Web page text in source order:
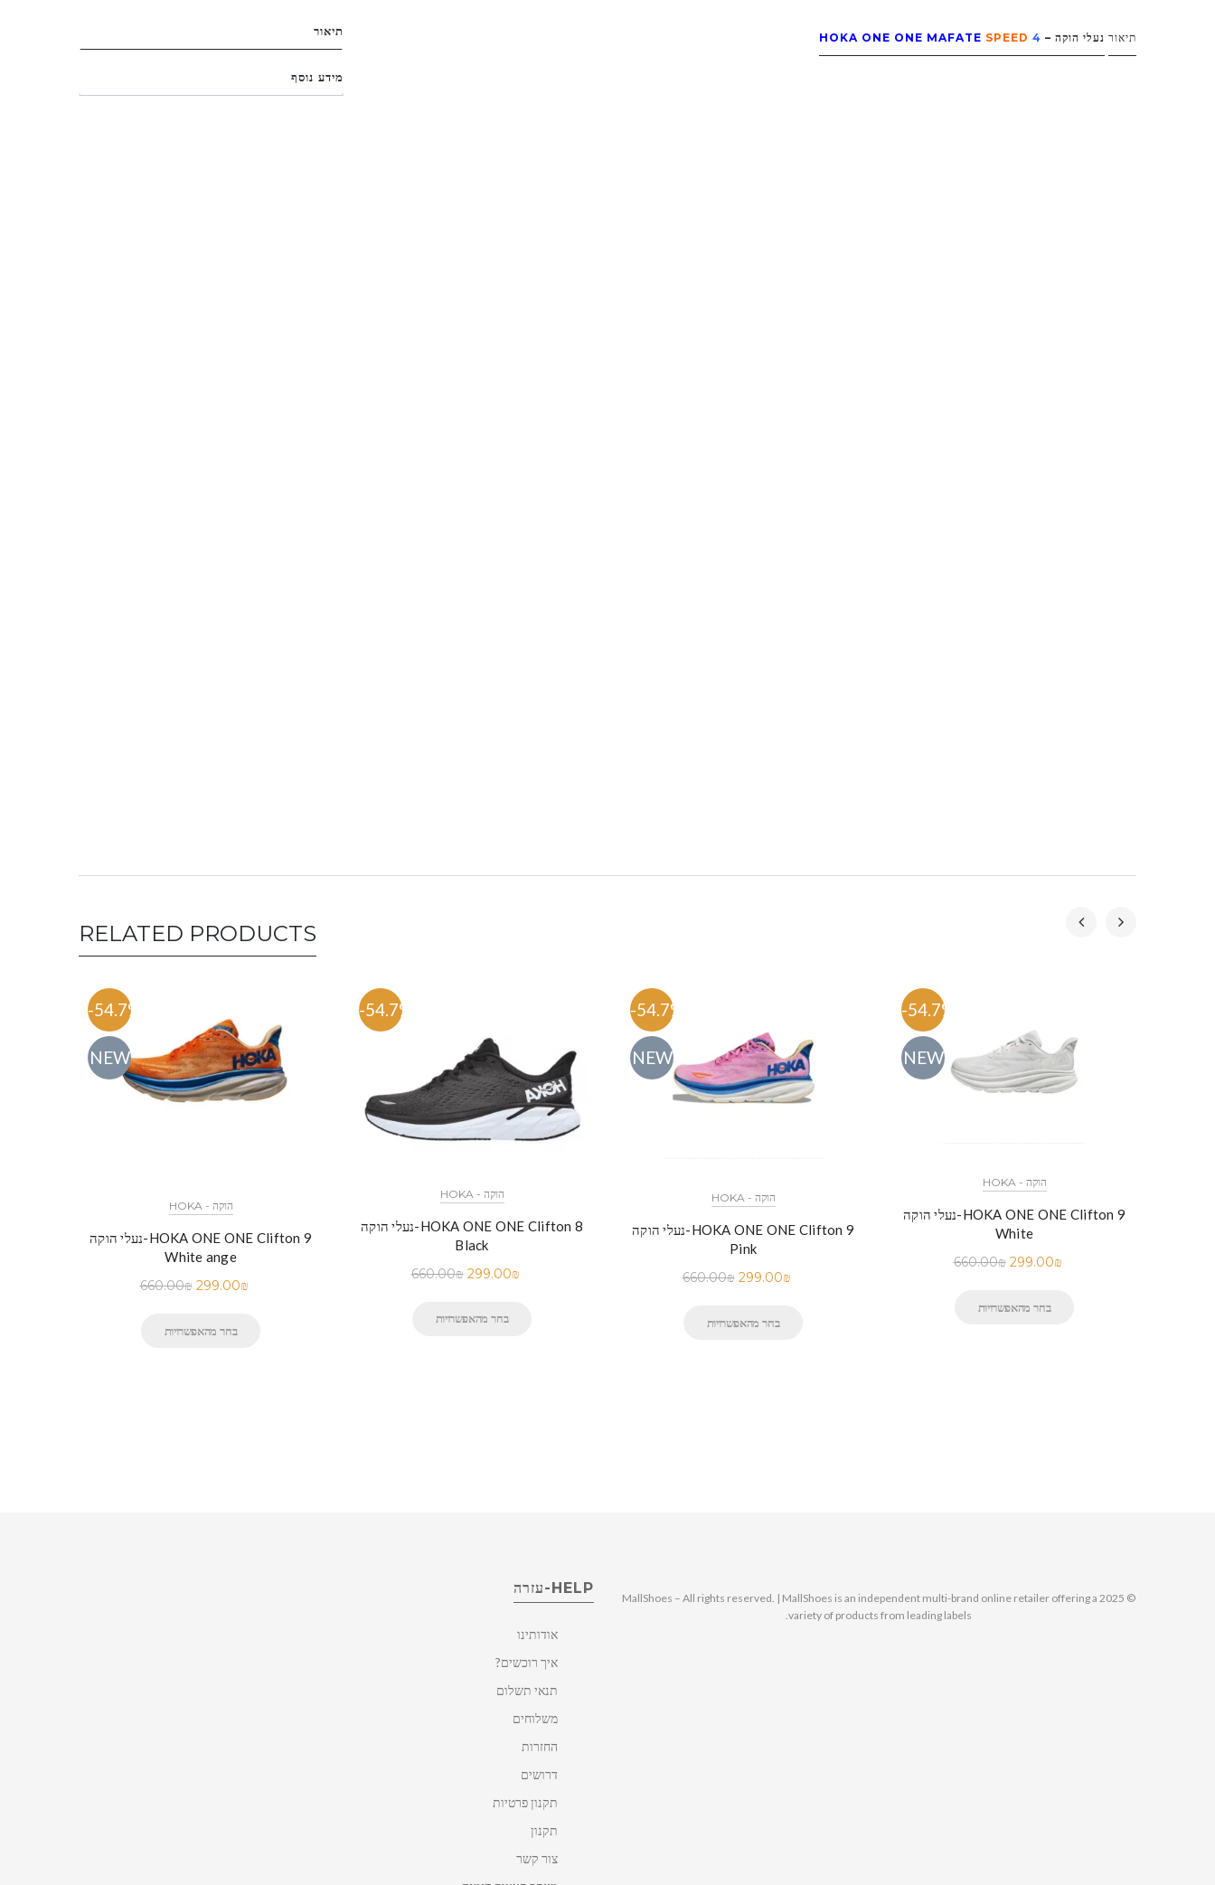
תיאור
מידע נוסף
תיאור נעלי הוקה – HOKA ONE ONE MAFATE SPEED 4
RELATED PRODUCTS
-54.7%
NEW
HOKA - הוקה
נעלי הוקה-HOKA ONE ONE Clifton 9
White ange
660.00₪ 299.00₪
בחר מהאפשרויות
-54.7%
HOKA - הוקה
נעלי הוקה-HOKA ONE ONE Clifton 8
Black
660.00₪ 299.00₪
בחר מהאפשרויות
-54.7%
NEW
HOKA - הוקה
נעלי הוקה-HOKA ONE ONE Clifton 9
Pink
660.00₪ 299.00₪
בחר מהאפשרויות
-54.7%
NEW
HOKA - הוקה
נעלי הוקה-HOKA ONE ONE Clifton 9
White
660.00₪ 299.00₪
בחר מהאפשרויות
HELP-עזרה
אודותינו
איך רוכשים?
תנאי תשלום
משלוחים
החזרות
דרושים
תקנון פרטיות
תקנון
צור קשר
© 2025 MallShoes – All rights reserved. | MallShoes is an independent multi-brand online retailer offering a
variety of products from leading labels.